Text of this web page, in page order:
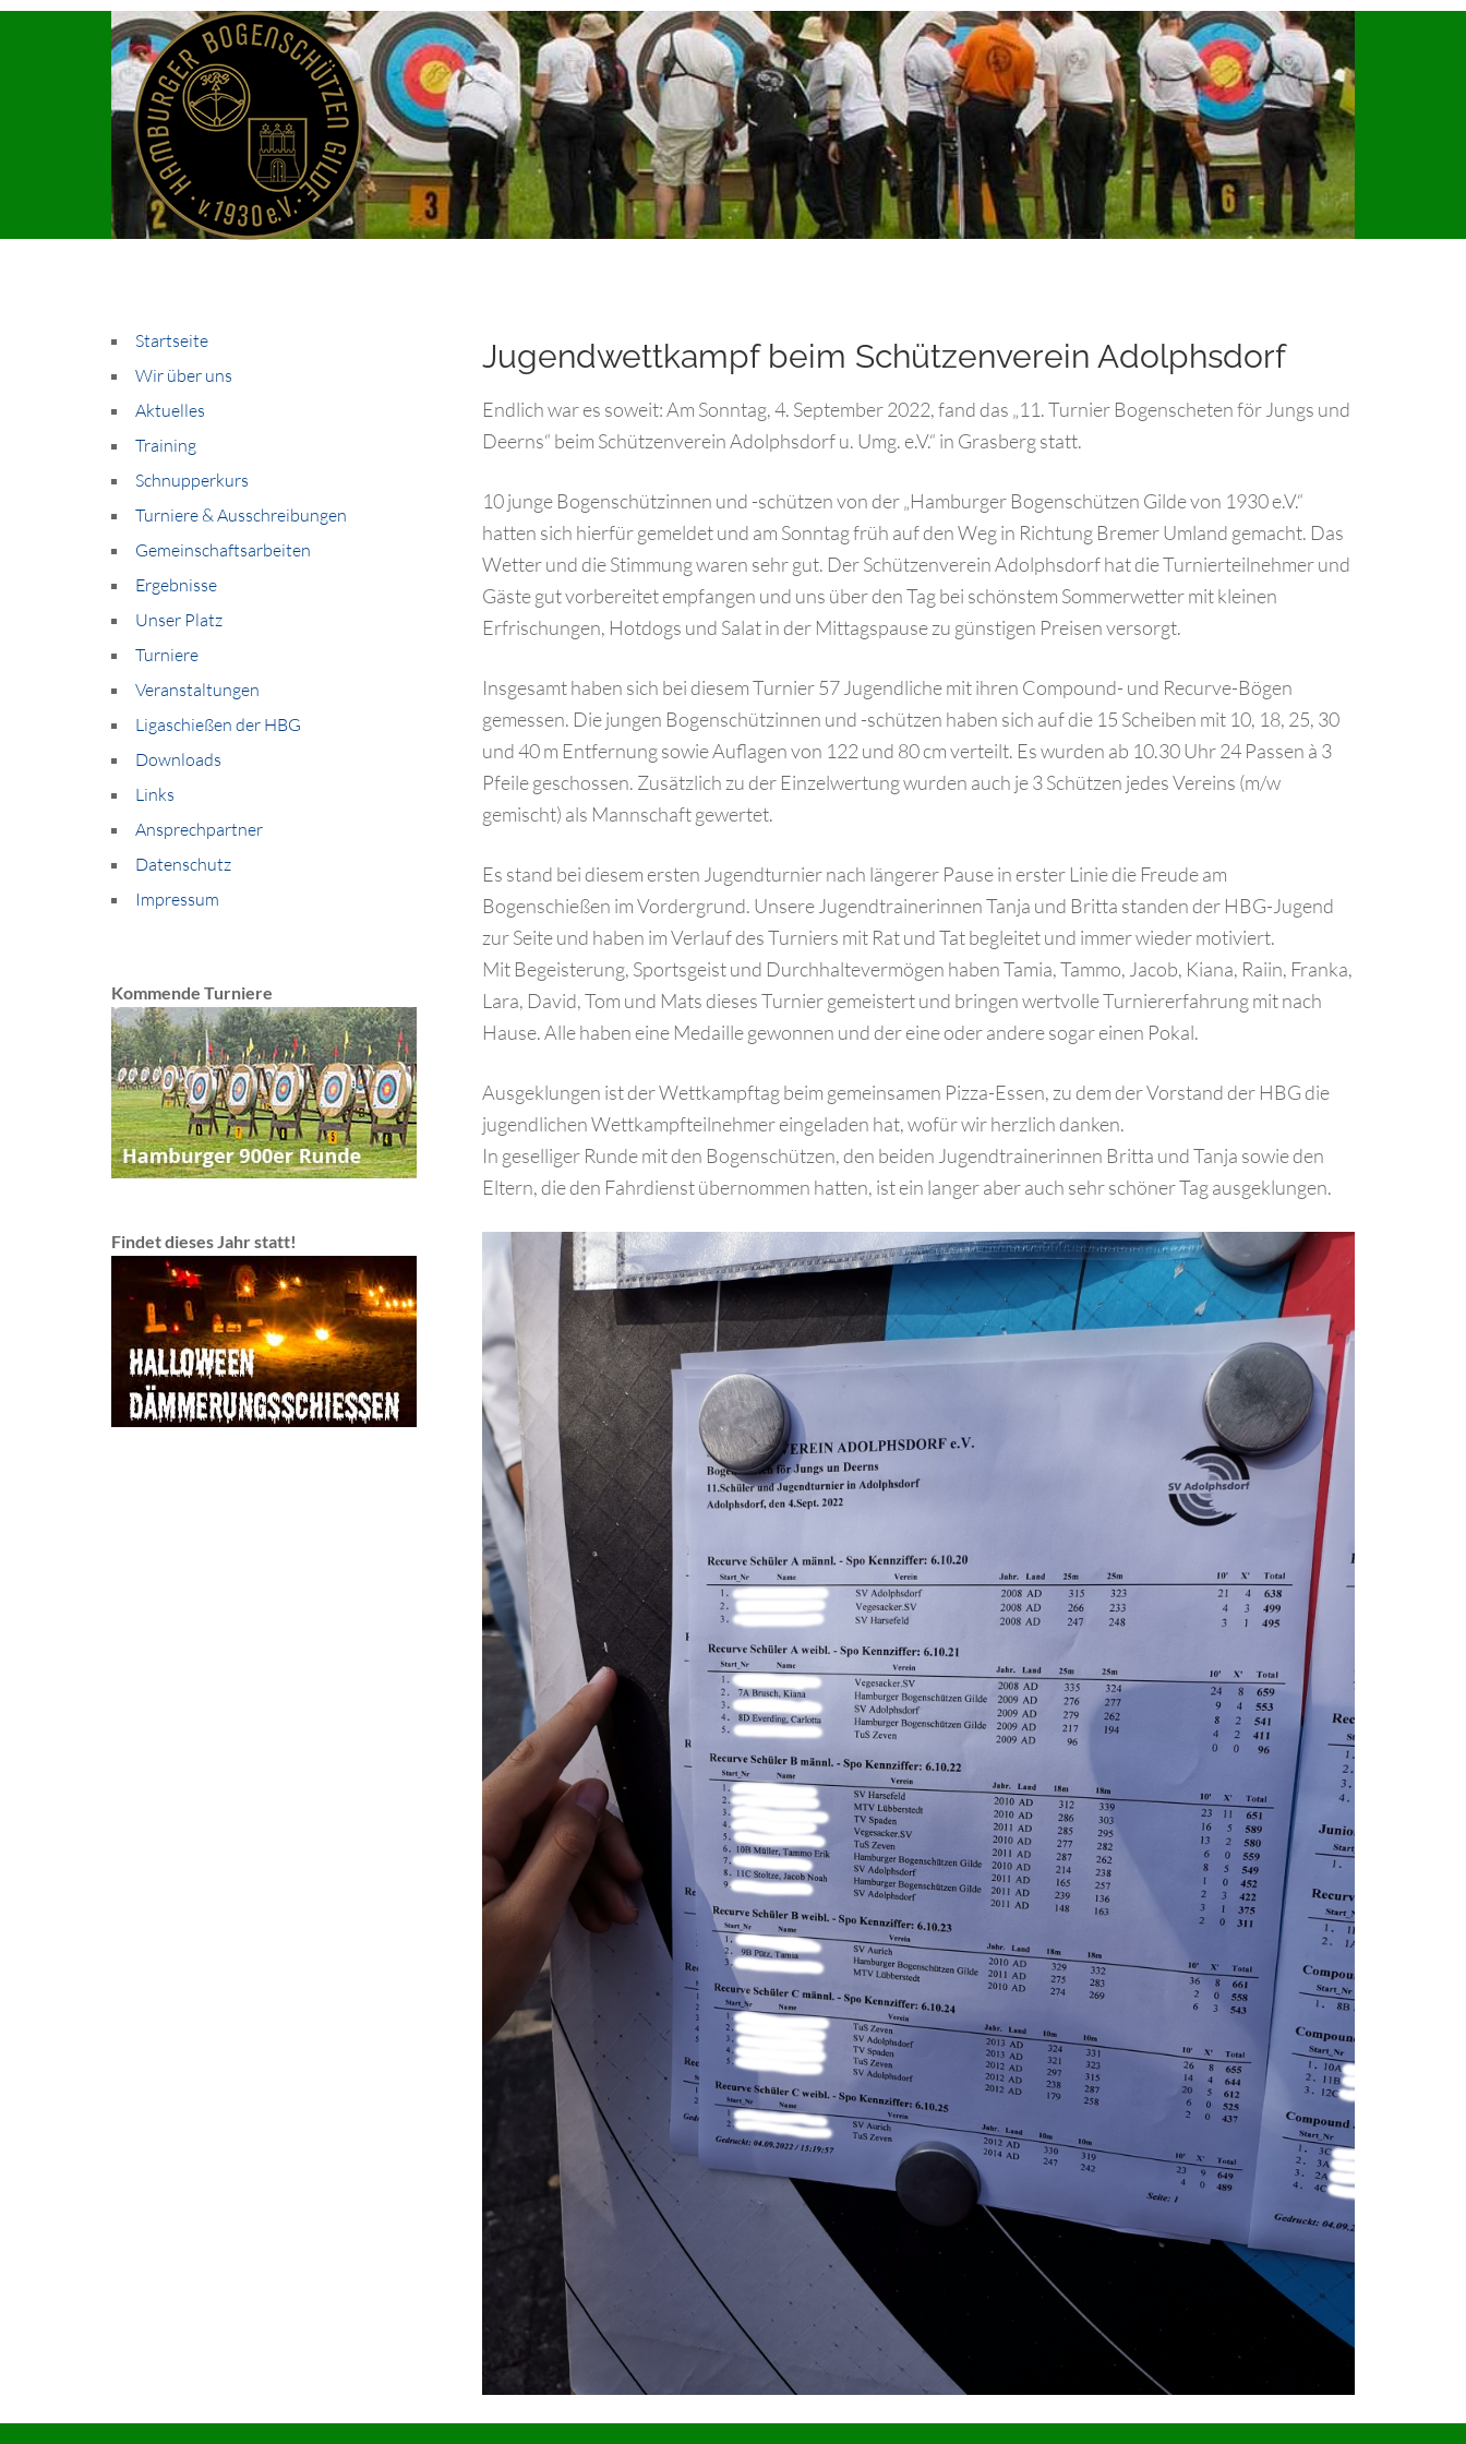
Jugendwettkampf beim Schützenverein Adolphsdorf
Endlich war es soweit: Am Sonntag, 4. September 2022, fand das „11. Turnier Bogenscheten för Jungs und
Deerns“ beim Schützenverein Adolphsdorf u. Umg. e.V.“ in Grasberg statt.
10 junge Bogenschützinnen und -schützen von der „Hamburger Bogenschützen Gilde von 1930 e.V.“
hatten sich hierfür gemeldet und am Sonntag früh auf den Weg in Richtung Bremer Umland gemacht. Das
Wetter und die Stimmung waren sehr gut. Der Schützenverein Adolphsdorf hat die Turnierteilnehmer und
Gäste gut vorbereitet empfangen und uns über den Tag bei schönstem Sommerwetter mit kleinen
Erfrischungen, Hotdogs und Salat in der Mittagspause zu günstigen Preisen versorgt.
Insgesamt haben sich bei diesem Turnier 57 Jugendliche mit ihren Compound- und Recurve-Bögen
gemessen. Die jungen Bogenschützinnen und -schützen haben sich auf die 15 Scheiben mit 10, 18, 25, 30
und 40 m Entfernung sowie Auflagen von 122 und 80 cm verteilt. Es wurden ab 10.30 Uhr 24 Passen à 3
Pfeile geschossen. Zusätzlich zu der Einzelwertung wurden auch je 3 Schützen jedes Vereins (m/w
gemischt) als Mannschaft gewertet.
Es stand bei diesem ersten Jugendturnier nach längerer Pause in erster Linie die Freude am
Bogenschießen im Vordergrund. Unsere Jugendtrainerinnen Tanja und Britta standen der HBG-Jugend
zur Seite und haben im Verlauf des Turniers mit Rat und Tat begleitet und immer wieder motiviert.
Mit Begeisterung, Sportsgeist und Durchhaltevermögen haben Tamia, Tammo, Jacob, Kiana, Raiin, Franka,
Lara, David, Tom und Mats dieses Turnier gemeistert und bringen wertvolle Turniererfahrung mit nach
Hause. Alle haben eine Medaille gewonnen und der eine oder andere sogar einen Pokal.
Ausgeklungen ist der Wettkampftag beim gemeinsamen Pizza-Essen, zu dem der Vorstand der HBG die
jugendlichen Wettkampfteilnehmer eingeladen hat, wofür wir herzlich danken.
In geselliger Runde mit den Bogenschützen, den beiden Jugendtrainerinnen Britta und Tanja sowie den
Eltern, die den Fahrdienst übernommen hatten, ist ein langer aber auch sehr schöner Tag ausgeklungen.
Startseite
Wir über uns
Aktuelles
Training
Schnupperkurs
Turniere & Ausschreibungen
Gemeinschaftsarbeiten
Ergebnisse
Unser Platz
Turniere
Veranstaltungen
Ligaschießen der HBG
Downloads
Links
Ansprechpartner
Datenschutz
Impressum
Kommende Turniere
Findet dieses Jahr statt!